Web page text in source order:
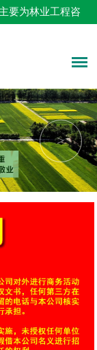
要为林业工程咨